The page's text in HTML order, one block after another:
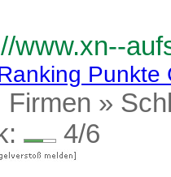
www.xn--
Punkte
Firmen »
4/6